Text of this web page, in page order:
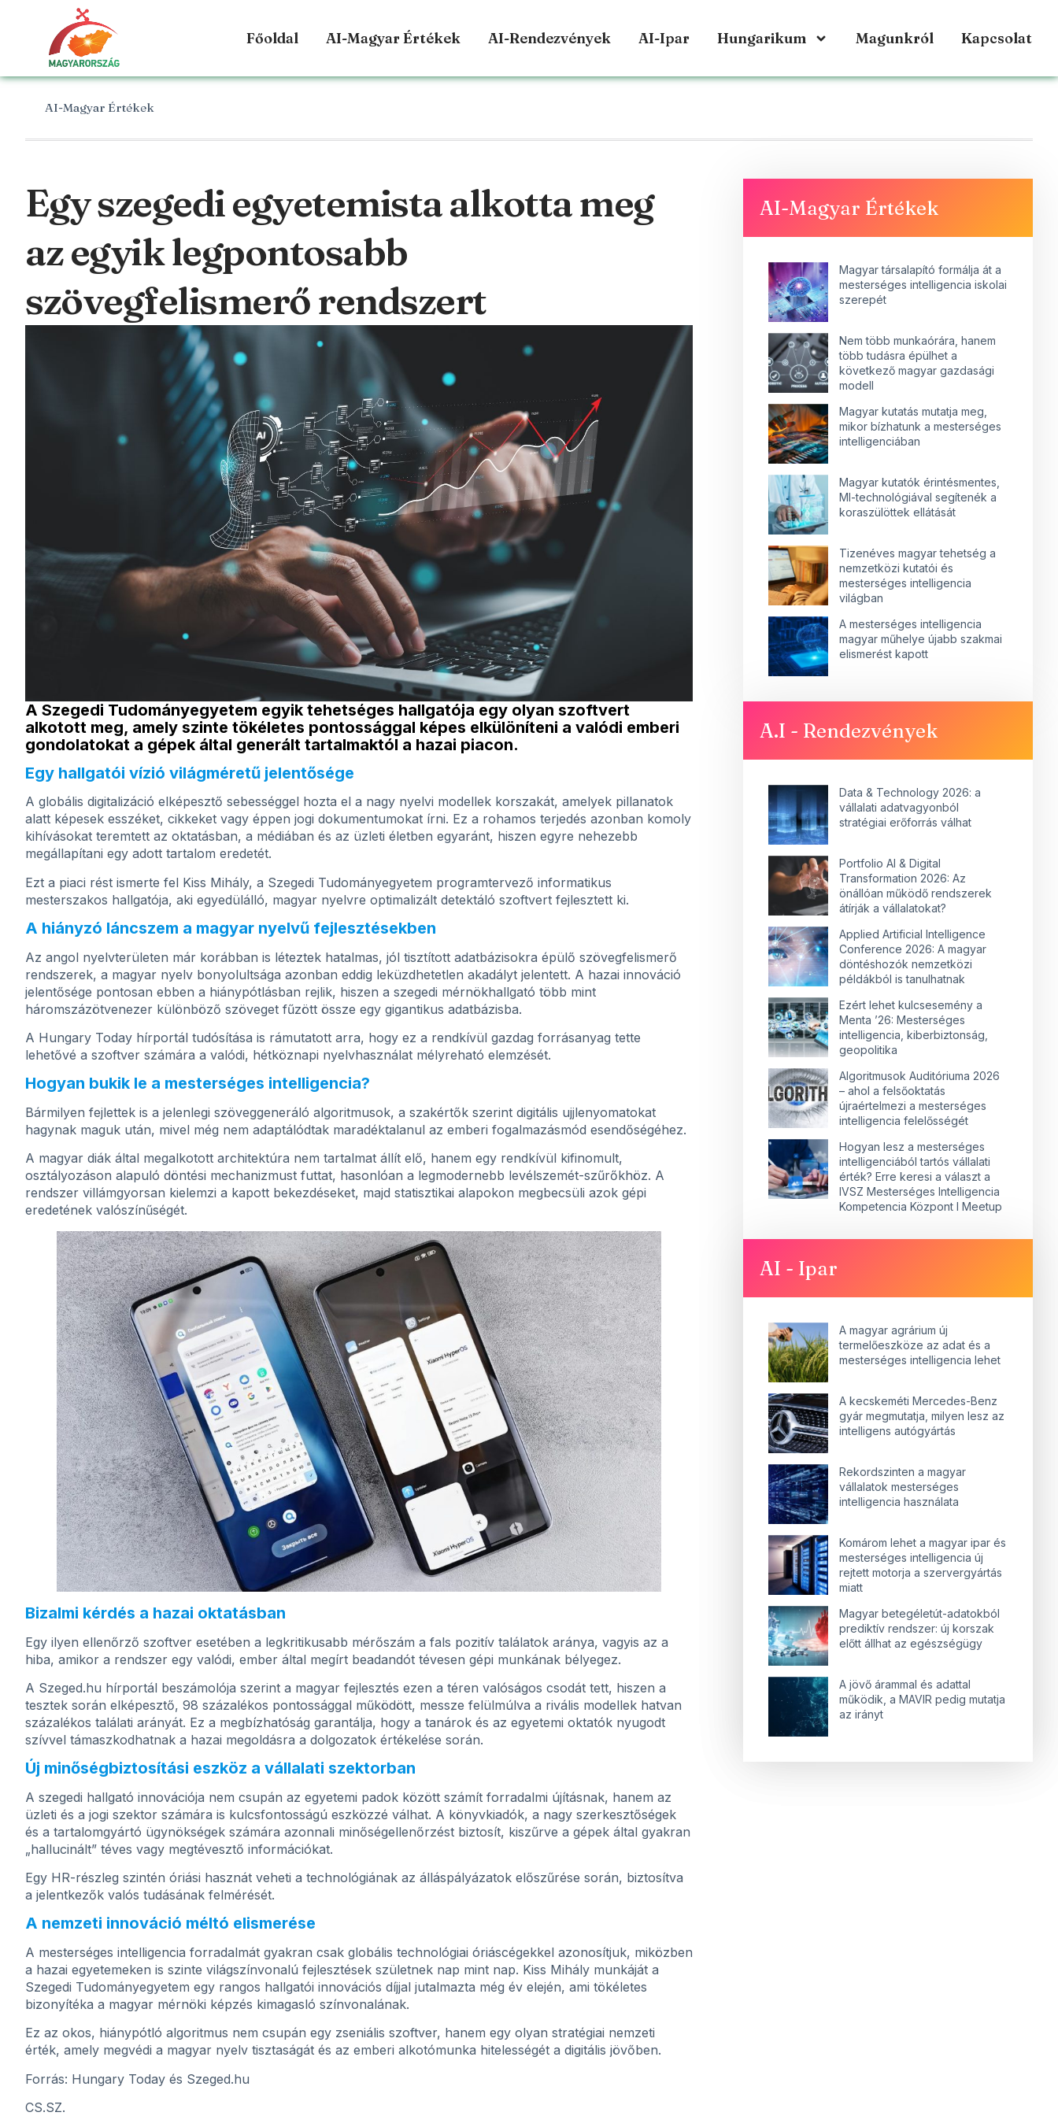
Főoldal AI-Magyar Értékek AI-Rendezvények AI-Ipar Hungarikum Magunkról Kapcsolat
AI-Magyar Értékek
Egy szegedi egyetemista alkotta meg
az egyik legpontosabb
szövegfelismerő rendszert
A Szegedi Tudományegyetem egyik tehetséges hallgatója egy olyan szoftvert
alkotott meg, amely szinte tökéletes pontossággal képes elkülöníteni a valódi emberi
gondolatokat a gépek által generált tartalmaktól a hazai piacon.
Egy hallgatói vízió világméretű jelentősége
A globális digitalizáció elképesztő sebességgel hozta el a nagy nyelvi modellek korszakát, amelyek pillanatok
alatt képesek esszéket, cikkeket vagy éppen jogi dokumentumokat írni. Ez a rohamos terjedés azonban komoly
kihívásokat teremtett az oktatásban, a médiában és az üzleti életben egyaránt, hiszen egyre nehezebb
megállapítani egy adott tartalom eredetét.
Ezt a piaci rést ismerte fel Kiss Mihály, a Szegedi Tudományegyetem programtervező informatikus
mesterszakos hallgatója, aki egyedülálló, magyar nyelvre optimalizált detektáló szoftvert fejlesztett ki.
A hiányzó láncszem a magyar nyelvű fejlesztésekben
Az angol nyelvterületen már korábban is léteztek hatalmas, jól tisztított adatbázisokra épülő szövegfelismerő
rendszerek, a magyar nyelv bonyolultsága azonban eddig leküzdhetetlen akadályt jelentett. A hazai innováció
jelentősége pontosan ebben a hiánypótlásban rejlik, hiszen a szegedi mérnökhallgató több mint
háromszázötvenezer különböző szöveget fűzött össze egy gigantikus adatbázisba.
A Hungary Today hírportál tudósítása is rámutatott arra, hogy ez a rendkívül gazdag forrásanyag tette
lehetővé a szoftver számára a valódi, hétköznapi nyelvhasználat mélyreható elemzését.
Hogyan bukik le a mesterséges intelligencia?
Bármilyen fejlettek is a jelenlegi szöveggeneráló algoritmusok, a szakértők szerint digitális ujjlenyomatokat
hagynak maguk után, mivel még nem adaptálódtak maradéktalanul az emberi fogalmazásmód esendőségéhez.
A magyar diák által megalkotott architektúra nem tartalmat állít elő, hanem egy rendkívül kifinomult,
osztályozáson alapuló döntési mechanizmust futtat, hasonlóan a legmodernebb levélszemét-szűrőkhöz. A
rendszer villámgyorsan kielemzi a kapott bekezdéseket, majd statisztikai alapokon megbecsüli azok gépi
eredetének valószínűségét.
Bizalmi kérdés a hazai oktatásban
Egy ilyen ellenőrző szoftver esetében a legkritikusabb mérőszám a fals pozitív találatok aránya, vagyis az a
hiba, amikor a rendszer egy valódi, ember által megírt beadandót tévesen gépi munkának bélyegez.
A Szeged.hu hírportál beszámolója szerint a magyar fejlesztés ezen a téren valóságos csodát tett, hiszen a
tesztek során elképesztő, 98 százalékos pontossággal működött, messze felülmúlva a rivális modellek hatvan
százalékos találati arányát. Ez a megbízhatóság garantálja, hogy a tanárok és az egyetemi oktatók nyugodt
szívvel támaszkodhatnak a hazai megoldásra a dolgozatok értékelése során.
Új minőségbiztosítási eszköz a vállalati szektorban
A szegedi hallgató innovációja nem csupán az egyetemi padok között számít forradalmi újításnak, hanem az
üzleti és a jogi szektor számára is kulcsfontosságú eszközzé válhat. A könyvkiadók, a nagy szerkesztőségek
és a tartalomgyártó ügynökségek számára azonnali minőségellenőrzést biztosít, kiszűrve a gépek által gyakran
„hallucinált” téves vagy megtévesztő információkat.
Egy HR-részleg szintén óriási hasznát veheti a technológiának az álláspályázatok előszűrése során, biztosítva
a jelentkezők valós tudásának felmérését.
A nemzeti innováció méltó elismerése
A mesterséges intelligencia forradalmát gyakran csak globális technológiai óriáscégekkel azonosítjuk, miközben
a hazai egyetemeken is szinte világszínvonalú fejlesztések születnek nap mint nap. Kiss Mihály munkáját a
Szegedi Tudományegyetem egy rangos hallgatói innovációs díjjal jutalmazta még év elején, ami tökéletes
bizonyítéka a magyar mérnöki képzés kimagasló színvonalának.
Ez az okos, hiánypótló algoritmus nem csupán egy zseniális szoftver, hanem egy olyan stratégiai nemzeti
érték, amely megvédi a magyar nyelv tisztaságát és az emberi alkotómunka hitelességét a digitális jövőben.
Forrás: Hungary Today és Szeged.hu
CS.SZ.
AI-Magyar Értékek
Magyar társalapító formálja át a
mesterséges intelligencia iskolai
szerepét
Nem több munkaórára, hanem
több tudásra épülhet a
következő magyar gazdasági
modell
Magyar kutatás mutatja meg,
mikor bízhatunk a mesterséges
intelligenciában
Magyar kutatók érintésmentes,
MI-technológiával segítenék a
koraszülöttek ellátását
Tizenéves magyar tehetség a
nemzetközi kutatói és
mesterséges intelligencia
világban
A mesterséges intelligencia
magyar műhelye újabb szakmai
elismerést kapott
A.I - Rendezvények
Data & Technology 2026: a
vállalati adatvagyonból
stratégiai erőforrás válhat
Portfolio AI & Digital
Transformation 2026: Az
önállóan működő rendszerek
átírják a vállalatokat?
Applied Artificial Intelligence
Conference 2026: A magyar
döntéshozók nemzetközi
példákból is tanulhatnak
Ezért lehet kulcsesemény a
Menta ’26: Mesterséges
intelligencia, kiberbiztonság,
geopolitika
Algoritmusok Auditóriuma 2026
– ahol a felsőoktatás
újraértelmezi a mesterséges
intelligencia felelősségét
Hogyan lesz a mesterséges
intelligenciából tartós vállalati
érték? Erre keresi a választ a
IVSZ Mesterséges Intelligencia
Kompetencia Központ I Meetup
AI - Ipar
A magyar agrárium új
termelőeszköze az adat és a
mesterséges intelligencia lehet
A kecskeméti Mercedes-Benz
gyár megmutatja, milyen lesz az
intelligens autógyártás
Rekordszinten a magyar
vállalatok mesterséges
intelligencia használata
Komárom lehet a magyar ipar és
mesterséges intelligencia új
rejtett motorja a szervergyártás
miatt
Magyar betegéletút-adatokból
prediktív rendszer: új korszak
előtt állhat az egészségügy
A jövő árammal és adattal
működik, a MAVIR pedig mutatja
az irányt